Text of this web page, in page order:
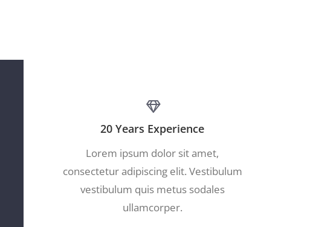
20 Years Experience
Lorem ipsum dolor sit amet,
consectetur adipiscing elit. Vestibulum
vestibulum quis metus sodales
ullamcorper.